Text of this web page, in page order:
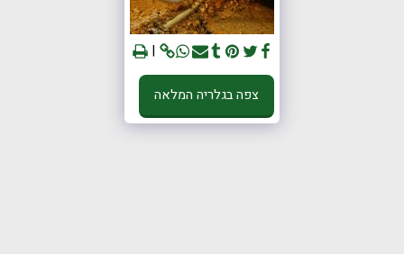
צפה בגלריה המלאה